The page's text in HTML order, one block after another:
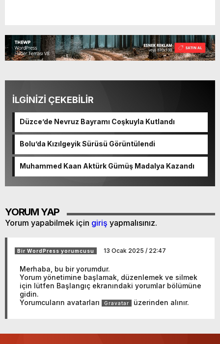
İLGİNİZİ ÇEKEBİLİR
Düzce’de Nevruz Bayramı Coşkuyla Kutlandı
Bolu’da Kızılgeyik Sürüsü Görüntülendi
Muhammed Kaan Aktürk Gümüş Madalya Kazandı
YORUM YAP
Yorum yapabilmek için giriş yapmalısınız.
Bir WordPress yorumcusu 13 Ocak 2025 / 22:47
Merhaba, bu bir yorumdur.
Yorum yönetimine başlamak, düzenlemek ve silmek
için lütfen Başlangıç ekranındaki yorumlar bölümüne
gidin.
Yorumcuların avatarları
Gravatar üzerinden alınır.